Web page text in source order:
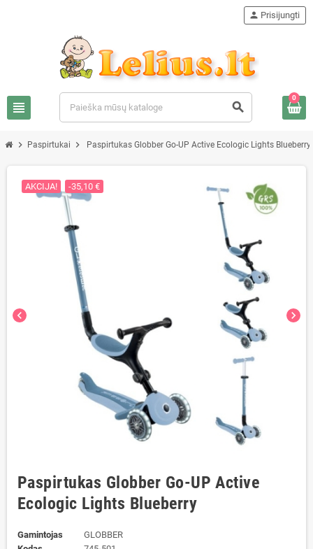
view_headline search
person Prisijungti
0
chevron_right Paspirtukai chevron_right Paspirtukas Globber Go-UP Active Ecologic Lights Blueberry
chevron_left chevron_right
AKCIJA! -35,10 €
Paspirtukas Globber Go-UP Active
Ecologic Lights Blueberry
Gamintojas
GLOBBER